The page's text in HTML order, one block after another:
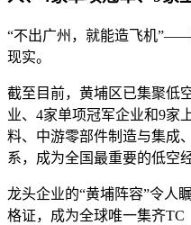
“不出广州，就能造飞机
现实。
截至目前，黄埔区已集聚低
业、4家单项冠军企业和9家
料、中游零部件制造与集成
系，成为全国最重要的低空
龙头企业的“黄埔阵容”令人
格证，成为全球唯一集齐TC